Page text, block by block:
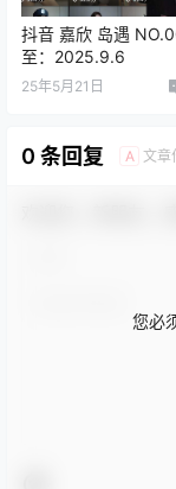
抖音 嘉欣 岛遇
至：2025.9.6
25年5月21日
0 条回复 A 文章
您必